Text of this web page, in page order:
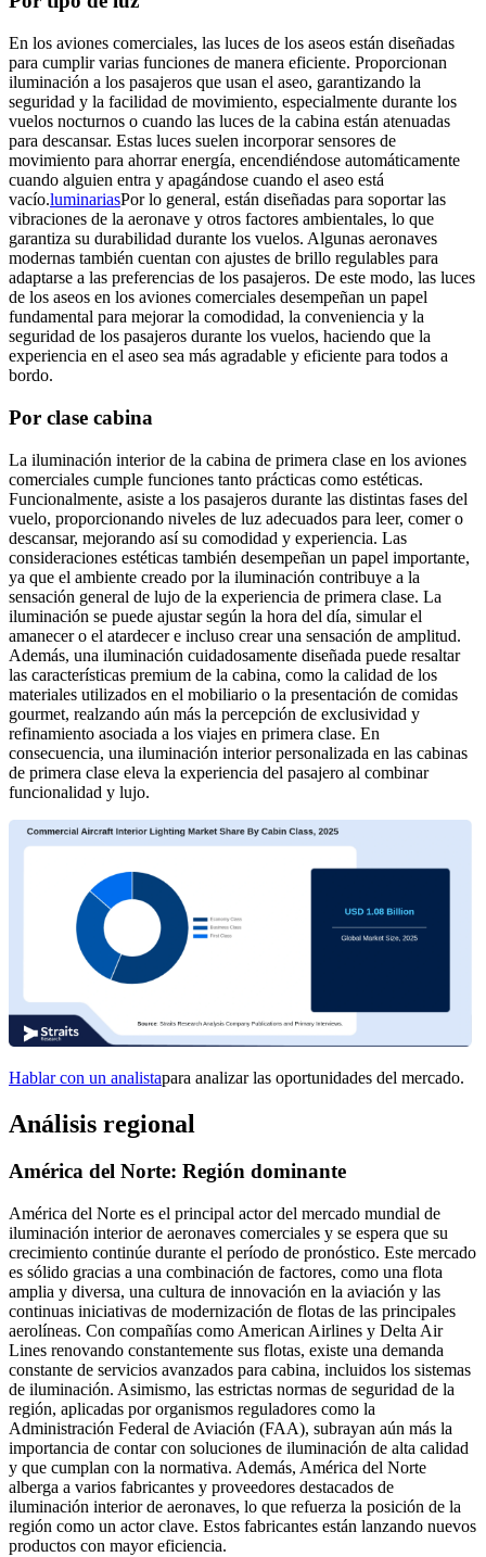
En los aviones comerciales, las luces de los aseos están diseñadas
para cumplir varias funciones de manera eficiente. Proporcionan
iluminación a los pasajeros que usan el aseo, garantizando la
seguridad y la facilidad de movimiento, especialmente durante los
vuelos nocturnos o cuando las luces de la cabina están atenuadas
para descansar. Estas luces suelen incorporar sensores de
movimiento para ahorrar energía, encendiéndose automáticamente
cuando alguien entra y apagándose cuando el aseo está
vacío.luminariasPor lo general, están diseñadas para soportar las
vibraciones de la aeronave y otros factores ambientales, lo que
garantiza su durabilidad durante los vuelos. Algunas aeronaves
modernas también cuentan con ajustes de brillo regulables para
adaptarse a las preferencias de los pasajeros. De este modo, las luces
de los aseos en los aviones comerciales desempeñan un papel
fundamental para mejorar la comodidad, la conveniencia y la
seguridad de los pasajeros durante los vuelos, haciendo que la
experiencia en el aseo sea más agradable y eficiente para todos a
bordo.
Por clase cabina
La iluminación interior de la cabina de primera clase en los aviones
comerciales cumple funciones tanto prácticas como estéticas.
Funcionalmente, asiste a los pasajeros durante las distintas fases del
vuelo, proporcionando niveles de luz adecuados para leer, comer o
descansar, mejorando así su comodidad y experiencia. Las
consideraciones estéticas también desempeñan un papel importante,
ya que el ambiente creado por la iluminación contribuye a la
sensación general de lujo de la experiencia de primera clase. La
iluminación se puede ajustar según la hora del día, simular el
amanecer o el atardecer e incluso crear una sensación de amplitud.
Además, una iluminación cuidadosamente diseñada puede resaltar
las características premium de la cabina, como la calidad de los
materiales utilizados en el mobiliario o la presentación de comidas
gourmet, realzando aún más la percepción de exclusividad y
refinamiento asociada a los viajes en primera clase. En
consecuencia, una iluminación interior personalizada en las cabinas
de primera clase eleva la experiencia del pasajero al combinar
funcionalidad y lujo.
Hablar con un analistapara analizar las oportunidades del mercado.
Análisis regional
América del Norte: Región dominante
América del Norte es el principal actor del mercado mundial de
iluminación interior de aeronaves comerciales y se espera que su
crecimiento continúe durante el período de pronóstico. Este mercado
es sólido gracias a una combinación de factores, como una flota
amplia y diversa, una cultura de innovación en la aviación y las
continuas iniciativas de modernización de flotas de las principales
aerolíneas. Con compañías como American Airlines y Delta Air
Lines renovando constantemente sus flotas, existe una demanda
constante de servicios avanzados para cabina, incluidos los sistemas
de iluminación. Asimismo, las estrictas normas de seguridad de la
región, aplicadas por organismos reguladores como la
Administración Federal de Aviación (FAA), subrayan aún más la
importancia de contar con soluciones de iluminación de alta calidad
y que cumplan con la normativa. Además, América del Norte
alberga a varios fabricantes y proveedores destacados de
iluminación interior de aeronaves, lo que refuerza la posición de la
región como un actor clave. Estos fabricantes están lanzando nuevos
productos con mayor eficiencia.